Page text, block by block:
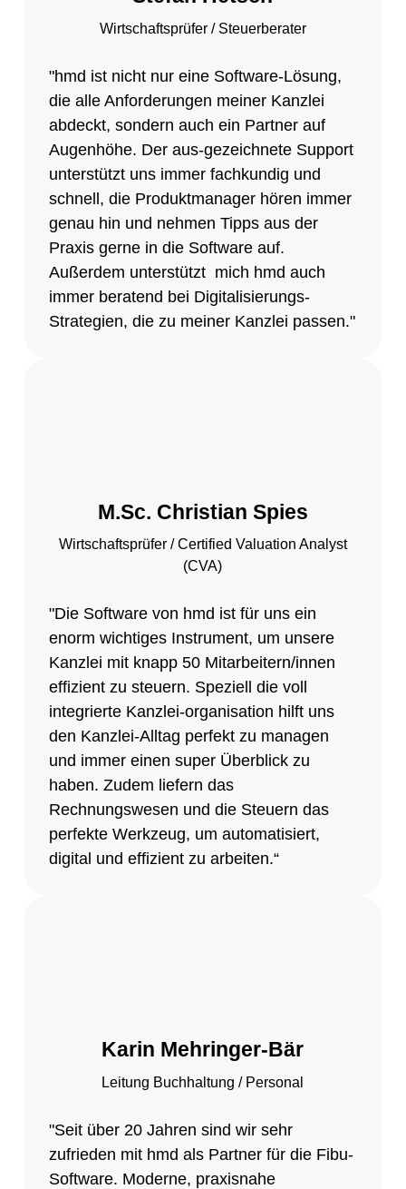
Wirtschaftsprüfer / Steuerberater
"hmd ist nicht nur eine Software-Lösung,
die alle Anforderungen meiner Kanzlei
abdeckt, sondern auch ein Partner auf
Augenhöhe. Der aus-gezeichnete Support
unterstützt uns immer fachkundig und
schnell, die Produktmanager hören immer
genau hin und nehmen Tipps aus der
Praxis gerne in die Software auf.
Außerdem unterstützt mich hmd auch
immer beratend bei Digitalisierungs-
Strategien, die zu meiner Kanzlei passen."
M.Sc. Christian Spies
Wirtschaftsprüfer / Certified Valuation Analyst
(CVA)
"Die Software von hmd ist für uns ein
enorm wichtiges Instrument, um unsere
Kanzlei mit knapp 50 Mitarbeitern/innen
effizient zu steuern. Speziell die voll
integrierte Kanzlei-organisation hilft uns
den Kanzlei-Alltag perfekt zu managen
und immer einen super Überblick zu
haben. Zudem liefern das
Rechnungswesen und die Steuern das
perfekte Werkzeug, um automatisiert,
digital und effizient zu arbeiten.“
Karin Mehringer-Bär
Leitung Buchhaltung / Personal
"Seit über 20 Jahren sind wir sehr
zufrieden mit hmd als Partner für die Fibu-
Software. Moderne, praxisnahe